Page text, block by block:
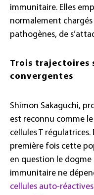
immunitaire. Elles
normalement
pathogènes, de
Trois trajectoires
convergentes
Shimon Sakaguchi,
est reconnu comme
cellules T
première fois cette
en question le
immunitaire ne
cellules auto-